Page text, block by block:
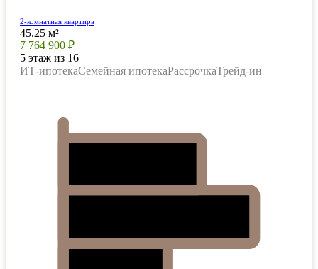
2-комнатная квартира
45.25 м²
7 764 900 ₽
5 этаж из 16
ИТ-ипотекаСемейная ипотекаРассрочкаТрейд-ин